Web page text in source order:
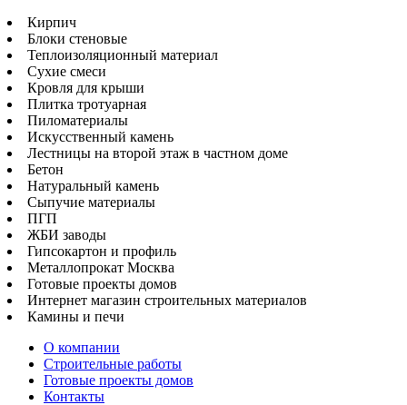
Кирпич
Блоки стеновые
Теплоизоляционный материал
Сухие смеси
Кровля для крыши
Плитка тротуарная
Пиломатериалы
Искусственный камень
Лестницы на второй этаж в частном доме
Бетон
Натуральный камень
Сыпучие материалы
ПГП
ЖБИ заводы
Гипсокартон и профиль
Металлопрокат Москва
Готовые проекты домов
Интернет магазин строительных материалов
Камины и печи
О компании
Строительные работы
Готовые проекты домов
Контакты